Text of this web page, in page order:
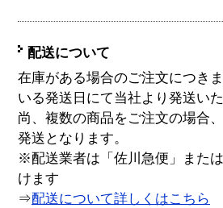
配送について
在庫がある場合のご注文につき
いる発送日にて当社より発送い
尚、複数の商品をご注文の場合
発送となります。
※配送業者は「佐川急便」また
けます
⇒配送について詳しくはこちら